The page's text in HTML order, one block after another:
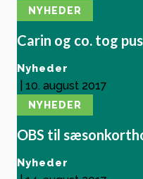
NYHEDER
Carin og co. tog
Nyheder
10. august 2017
NYHEDER
OBS til
Nyheder